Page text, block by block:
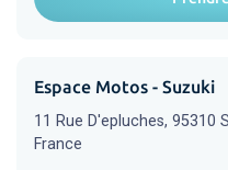
Espace Motos - Suzuki
11 Rue D'epluches, 95310
France